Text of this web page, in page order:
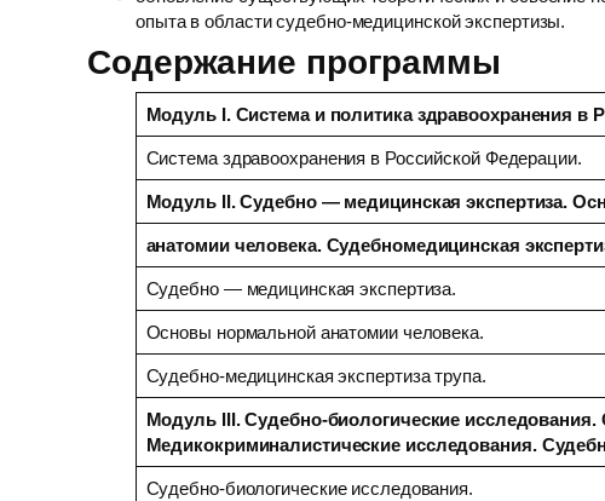
опыта в области судебно-медицинской экспертизы.
Содержание программы
Модуль I. Система и политика здравоохранения в
Система здравоохранения в Российской Федерации.
Модуль II. Судебно — медицинская экспертиза.
анатомии человека. Судебномедицинская
Судебно — медицинская экспертиза.
Основы нормальной анатомии человека.
Судебно-медицинская экспертиза трупа.
Модуль III. Судебно-биологические
Медикокриминалистические исследования.
Судебно-биологические исследования.